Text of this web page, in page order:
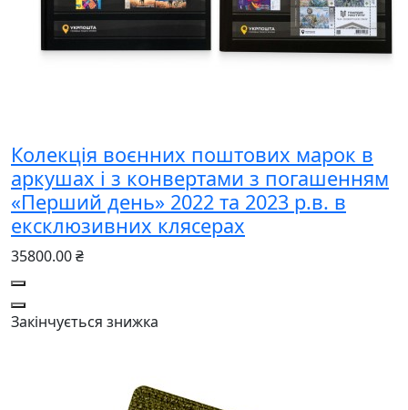
Колекція воєнних поштових марок в
аркушах і з конвертами з погашенням
«Перший день» 2022 та 2023 р.в. в
ексклюзивних клясерах
35800.00 ₴
Закінчується знижка